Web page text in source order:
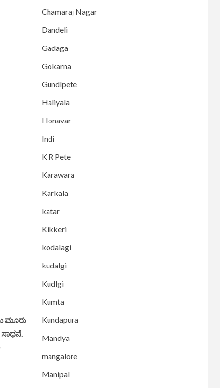
ಮೂರು
Chamaraj Nagar
Dandeli
Gadaga
Gokarna
Gundlpete
Haliyala
Honavar
Indi
K R Pete
Karawara
Karkala
katar
Kikkeri
kodalagi
kudalgi
Kudlgi
Kumta
Kundapura
Mandya
mangalore
Manipal